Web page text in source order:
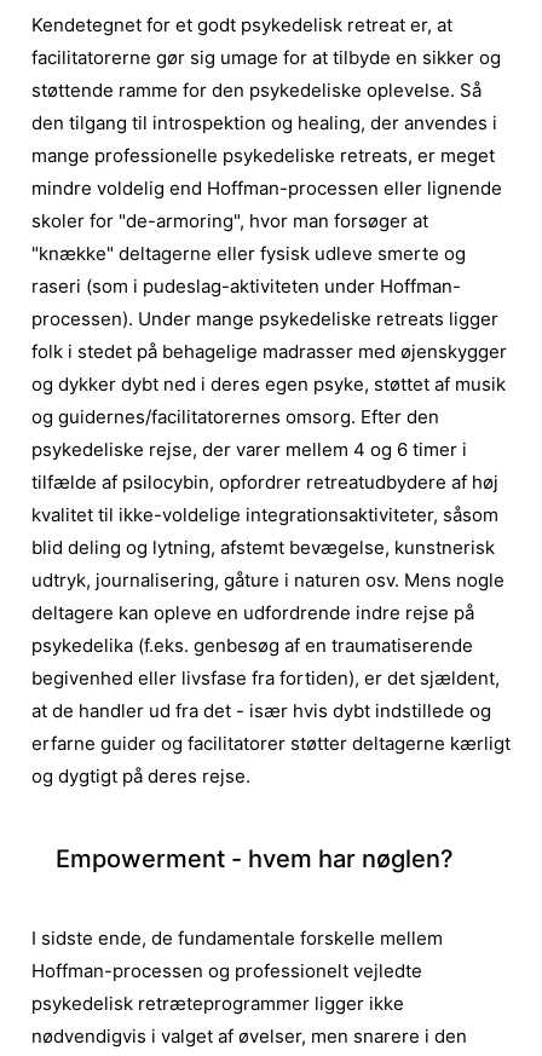
Kendetegnet for et godt psykedelisk retreat er, at
facilitatorerne gør sig umage for at tilbyde en sikker og
støttende ramme for den psykedeliske oplevelse. Så
den tilgang til introspektion og healing, der anvendes i
mange professionelle psykedeliske retreats, er meget
mindre voldelig end Hoffman-processen eller lignende
skoler for "de-armoring", hvor man forsøger at
"knække" deltagerne eller fysisk udleve smerte og
raseri (som i pudeslag-aktiviteten under Hoffman-
processen). Under mange psykedeliske retreats ligger
folk i stedet på behagelige madrasser med øjenskygger
og dykker dybt ned i deres egen psyke, støttet af musik
og guidernes/facilitatorernes omsorg. Efter den
psykedeliske rejse, der varer mellem 4 og 6 timer i
tilfælde af psilocybin, opfordrer retreatudbydere af høj
kvalitet til ikke-voldelige integrationsaktiviteter, såsom
blid deling og lytning, afstemt bevægelse, kunstnerisk
udtryk, journalisering, gåture i naturen osv. Mens nogle
deltagere kan opleve en udfordrende indre rejse på
psykedelika (f.eks. genbesøg af en traumatiserende
begivenhed eller livsfase fra fortiden), er det sjældent,
at de handler ud fra det - især hvis dybt indstillede og
erfarne guider og facilitatorer støtter deltagerne kærligt
og dygtigt på deres rejse.
Empowerment - hvem har nøglen?
I sidste ende, de fundamentale forskelle mellem
Hoffman-processen og professionelt vejledte
psykedelisk retræteprogrammer ligger ikke
nødvendigvis i valget af øvelser, men snarere i den